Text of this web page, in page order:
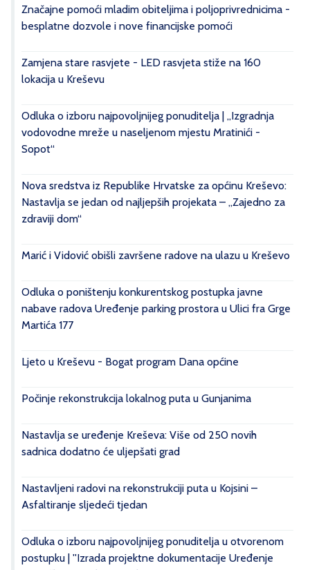
Značajne pomoći mladim obiteljima i poljoprivrednicima -
besplatne dozvole i nove financijske pomoći
Zamjena stare rasvjete - LED rasvjeta stiže na 160
lokacija u Kreševu
Odluka o izboru najpovoljnijeg ponuditelja | „Izgradnja
vodovodne mreže u naseljenom mjestu Mratinići -
Sopot“
Nova sredstva iz Republike Hrvatske za općinu Kreševo:
Nastavlja se jedan od najljepših projekata – „Zajedno za
zdraviji dom“
Marić i Vidović obišli završene radove na ulazu u Kreševo
Odluka o poništenju konkurentskog postupka javne
nabave radova Uređenje parking prostora u Ulici fra Grge
Martića 177
Ljeto u Kreševu - Bogat program Dana općine
Počinje rekonstrukcija lokalnog puta u Gunjanima
Nastavlja se uređenje Kreševa: Više od 250 novih
sadnica dodatno će uljepšati grad
Nastavljeni radovi na rekonstrukciji puta u Kojsini –
Asfaltiranje sljedeći tjedan
Odluka o izboru najpovoljnijeg ponuditelja u otvorenom
postupku | ''Izrada projektne dokumentacije Uređenje